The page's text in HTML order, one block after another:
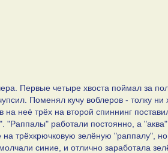
Первые четыре хвоста поймал за
Поменял кучу воблеров - толку ни
неё трёх на второй спиннинг
работали постоянно, а
трёхкрючковую зелёную "раппалу",
синие, и отлично заработала